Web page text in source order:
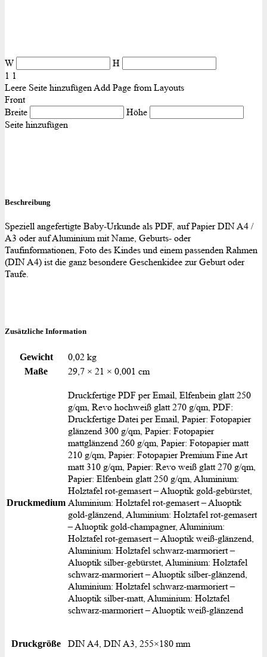
W
H
1 1
Leere Seite hinzufügen Add Page from Layouts
Front
Breite
Höhe
Seite hinzufügen
Beschreibung
Speziell angefertigte Baby-Urkunde als PDF, auf Papier DIN A4 /
A3 oder auf Aluminium mit Name, Geburts- oder
Taufinformationen, Foto des Kindes und einem passenden Rahmen
(DIN A4) ist die ganz besondere Geschenkidee zur Geburt oder
Taufe.
Zusätzliche Information
Gewicht 0,02 kg
Maße 29,7 × 21 × 0,001 cm
Druckmedium
Druckfertige PDF per Email, Elfenbein glatt 250
g/qm, Revo hochweiß glatt 270 g/qm, PDF:
Druckfertige Datei per Email, Papier: Fotopapier
glänzend 300 g/qm, Papier: Fotopapier
mattglänzend 260 g/qm, Papier: Fotopapier matt
210 g/qm, Papier: Fotopapier Premium Fine Art
matt 310 g/qm, Papier: Revo weiß glatt 270 g/qm,
Papier: Elfenbein glatt 250 g/qm, Aluminium:
Holztafel rot-gemasert – Aluoptik gold-gebürstet,
Aluminium: Holztafel rot-gemasert – Aluoptik
gold-glänzend, Aluminium: Holztafel rot-gemasert
– Aluoptik gold-champagner, Aluminium:
Holztafel rot-gemasert – Aluoptik weiß-glänzend,
Aluminium: Holztafel schwarz-marmoriert –
Aluoptik silber-gebürstet, Aluminium: Holztafel
schwarz-marmoriert – Aluoptik silber-glänzend,
Aluminium: Holztafel schwarz-marmoriert –
Aluoptik silber-matt, Aluminium: Holztafel
schwarz-marmoriert – Aluoptik weiß-glänzend
Druckgröße DIN A4, DIN A3, 255×180 mm